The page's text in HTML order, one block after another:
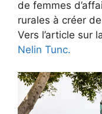
de femmes
rurales à créer
Vers l’article sur
Nelin Tunc.